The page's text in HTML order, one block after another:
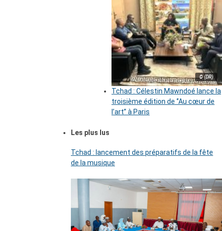
© (DR)
Tchad : Célestin Mawndoé lance la
troisième édition de ‘’Au cœur de
l’art’’ à Paris
Les plus lus
Tchad : lancement des préparatifs de la fête
de la musique